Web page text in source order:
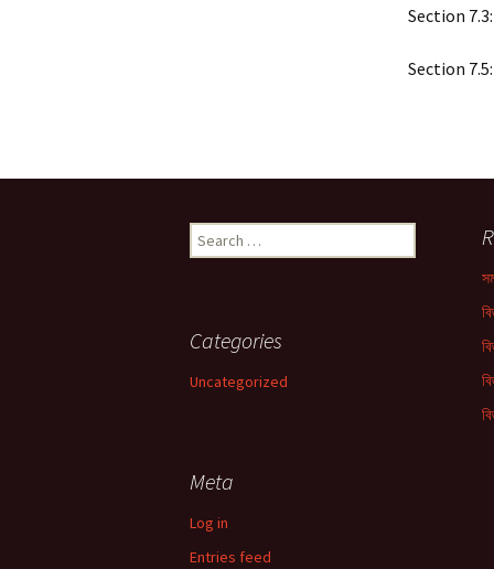
Section 7.3:
Section 7.5:
Search
for:
Categories
Uncategorized
Meta
Log in
Entries feed